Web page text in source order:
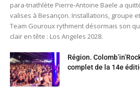
para-triathlète Pierre-Antoine Baele a
valises à Besançon. Installations, groupe
Team Gouroux rythment désormais son
clair en tête : Los Angeles 2028.
Région.
complet de la 14e